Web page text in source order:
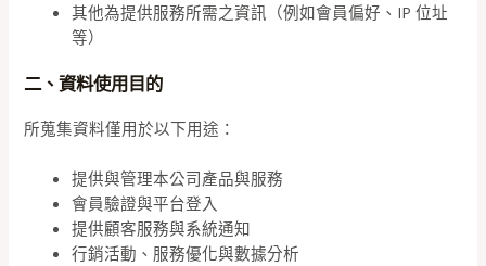
其他為提供服務所需之資訊（例如會員偏好、IP 位址
等）
二、資料使用目的
所蒐集資料僅用於以下用途：
提供與管理本公司產品與服務
會員驗證與平台登入
提供顧客服務與系統通知
行銷活動、服務優化與數據分析